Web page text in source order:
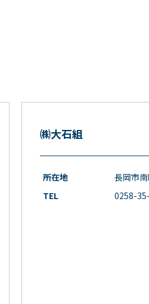
㈱大石組
所在地
長岡市
TEL
0258-